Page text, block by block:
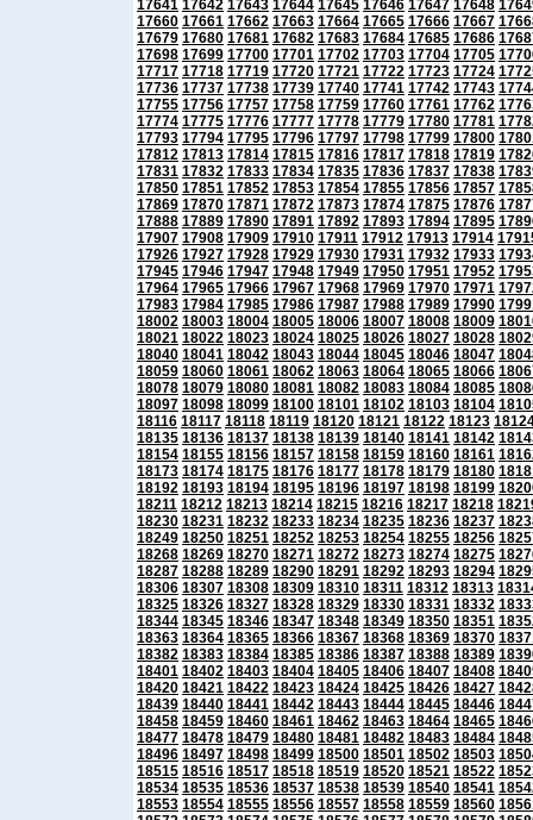
17641 17642 17643 17644 17645 17646 17647 17648
17660 17661 17662 17663 17664 17665 17666 17667
17679 17680 17681 17682 17683 17684 17685 17686
17698 17699 17700 17701 17702 17703 17704 17705
17717 17718 17719 17720 17721 17722 17723 17724
17736 17737 17738 17739 17740 17741 17742 17743
17755 17756 17757 17758 17759 17760 17761 17762
17774 17775 17776 17777 17778 17779 17780 17781
17793 17794 17795 17796 17797 17798 17799 17800
17812 17813 17814 17815 17816 17817 17818 17819
17831 17832 17833 17834 17835 17836 17837 17838
17850 17851 17852 17853 17854 17855 17856 17857
17869 17870 17871 17872 17873 17874 17875 17876
17888 17889 17890 17891 17892 17893 17894 17895
17907 17908 17909 17910 17911 17912 17913 17914
17926 17927 17928 17929 17930 17931 17932 17933
17945 17946 17947 17948 17949 17950 17951 17952
17964 17965 17966 17967 17968 17969 17970 17971
17983 17984 17985 17986 17987 17988 17989 17990
18002 18003 18004 18005 18006 18007 18008 18009
18021 18022 18023 18024 18025 18026 18027 18028
18040 18041 18042 18043 18044 18045 18046 18047
18059 18060 18061 18062 18063 18064 18065 18066
18078 18079 18080 18081 18082 18083 18084 18085
18097 18098 18099 18100 18101 18102 18103 18104
18116 18117 18118 18119 18120 18121 18122 18123
18135 18136 18137 18138 18139 18140 18141 18142
18154 18155 18156 18157 18158 18159 18160 18161
18173 18174 18175 18176 18177 18178 18179 18180
18192 18193 18194 18195 18196 18197 18198 18199
18211 18212 18213 18214 18215 18216 18217 18218
18230 18231 18232 18233 18234 18235 18236 18237
18249 18250 18251 18252 18253 18254 18255 18256
18268 18269 18270 18271 18272 18273 18274 18275
18287 18288 18289 18290 18291 18292 18293 18294
18306 18307 18308 18309 18310 18311 18312 18313
18325 18326 18327 18328 18329 18330 18331 18332
18344 18345 18346 18347 18348 18349 18350 18351
18363 18364 18365 18366 18367 18368 18369 18370
18382 18383 18384 18385 18386 18387 18388 18389
18401 18402 18403 18404 18405 18406 18407 18408
18420 18421 18422 18423 18424 18425 18426 18427
18439 18440 18441 18442 18443 18444 18445 18446
18458 18459 18460 18461 18462 18463 18464 18465
18477 18478 18479 18480 18481 18482 18483 18484
18496 18497 18498 18499 18500 18501 18502 18503
18515 18516 18517 18518 18519 18520 18521 18522
18534 18535 18536 18537 18538 18539 18540 18541
18553 18554 18555 18556 18557 18558 18559 18560